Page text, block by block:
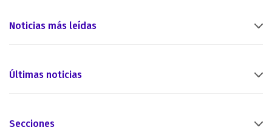
Noticias más leídas
Últimas noticias
Secciones